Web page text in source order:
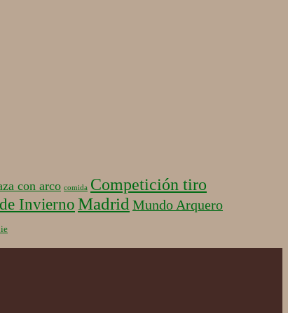
con arco comida Competición tiro
InviernoMadrid Mundo Arquero